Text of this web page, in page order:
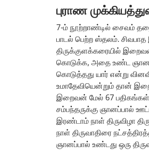
புராண
7-ம் நூற்றாண்டில் சைவம்
பாடல் பெற்ற ஸ்தலம்.
திருக்குளக்கரையில்
கொடுக்க, அதை உண்ட
கொடுத்தது யார் என்று
உமாதேவியென்றும் தான்
இறைவன் மேல் 67 பதிகங்கள்
சம்பந்தருக்கு ஞானப்பால்
இரண்டாம் நாள் திருவிழா
நாள் திருவாதிரை
ஞானப்பால் உண்டது ஒரு